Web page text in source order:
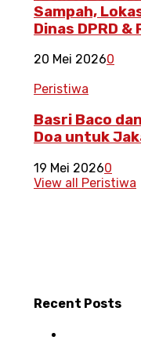
Sampah,
Dinas DPRD &
20 Mei 20260
Peristiwa
Basri Baco
Doa untuk
19 Mei 20260
View all Peristiwa
Recent Posts